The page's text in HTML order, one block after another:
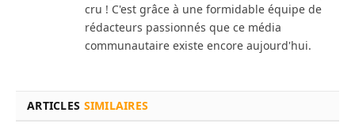
cru ! C'est grâce à une formidable équipe de
rédacteurs passionnés que ce média
communautaire existe encore aujourd'hui.
ARTICLES SIMILAIRES